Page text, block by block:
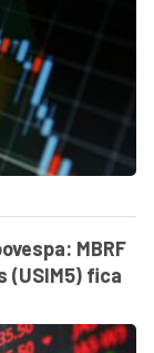
MBRF
(USIM5) fica